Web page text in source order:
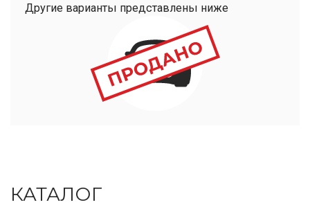
Другие варианты представлены ниже
КАТАЛОГ